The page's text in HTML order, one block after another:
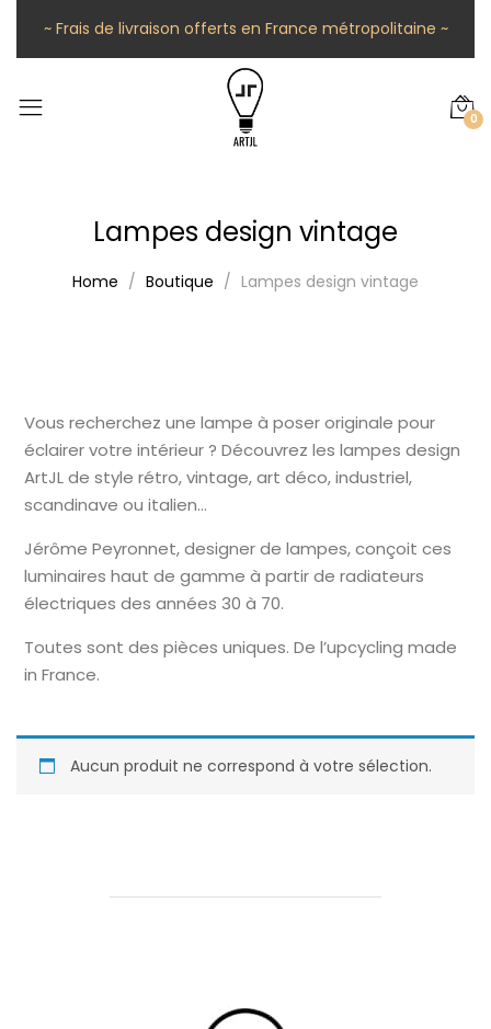
~ Frais de livraison offerts en France métropolitaine ~
0
Lampes design vintage
Home Boutique Lampes design vintage
Vous recherchez une lampe à poser originale pour
éclairer votre intérieur ? Découvrez les lampes design
ArtJL de style rétro, vintage, art déco, industriel,
scandinave ou italien…
Jérôme Peyronnet, designer de lampes, conçoit ces
luminaires haut de gamme à partir de radiateurs
électriques des années 30 à 70.
Toutes sont des pièces uniques. De l’upcycling made
in France.
Aucun produit ne correspond à votre sélection.